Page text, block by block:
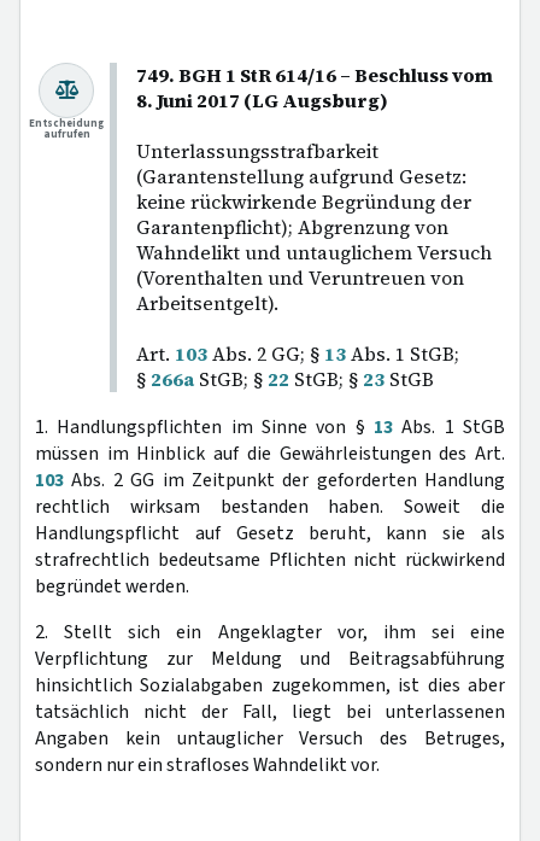
749. BGH 1 StR 614/16 – Beschluss vom
8. Juni 2017 (LG Augsburg)
Unterlassungsstrafbarkeit
(Garantenstellung aufgrund Gesetz:
keine rückwirkende Begründung der
Garantenpflicht); Abgrenzung von
Wahndelikt und untauglichem Versuch
(Vorenthalten und Veruntreuen von
Arbeitsentgelt).
Art. 103Abs. 2 GG; § 13Abs. 1 StGB;
§ 266a StGB; § 22 StGB; § 23 StGB
Entscheidung
aufrufen
1. Handlungspflichten im Sinne von § 13 Abs. 1 StGB
müssen im Hinblick auf die Gewährleistungen des Art.
103 Abs. 2 GG im Zeitpunkt der geforderten Handlung
rechtlich wirksam bestanden haben. Soweit die
Handlungspflicht auf Gesetz beruht, kann sie als
strafrechtlich bedeutsame Pflichten nicht rückwirkend
begründet werden.
2. Stellt sich ein Angeklagter vor, ihm sei eine
Verpflichtung zur Meldung und Beitragsabführung
hinsichtlich Sozialabgaben zugekommen, ist dies aber
tatsächlich nicht der Fall, liegt bei unterlassenen
Angaben kein untauglicher Versuch des Betruges,
sondern nur ein strafloses Wahndelikt vor.